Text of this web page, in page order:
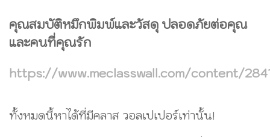
คุณ​สมบัติ​หมึก​พิมพ์​และวัสดุ ปลอดภัย​ต่อคุณ​
และคนที่คุณรัก
https://www.meclasswall.com/content/
ทั้งหมดนี้หาได้ที่มีคลาส วอลเปเปอร์เท่านั้น!